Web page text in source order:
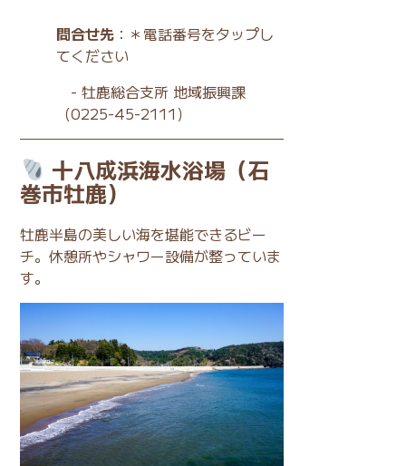
問合せ先 ：＊電話番号をタップし
てください
-牡鹿総合支所 地域振興課
（0225-45-2111）
十八成浜海水浴場（石
巻市牡鹿）
牡鹿半島の美しい海を堪能できるビー
チ。休憩所やシャワー設備が整っていま
す。